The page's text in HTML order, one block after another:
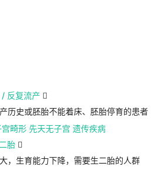
反复流产 
历史或胚胎不能着床、胚胎停育的患者
宫畸形 先天无子宫 遗传疾病
胎 
，生育能力下降，需要生二胎的人群